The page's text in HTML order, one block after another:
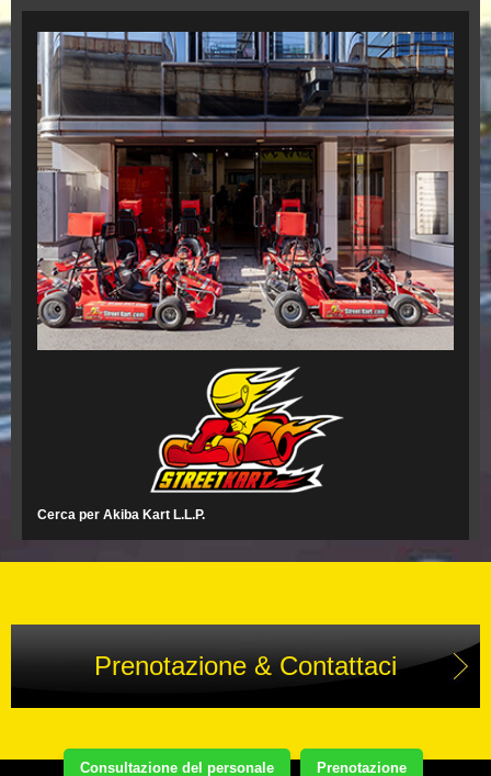
Consultazione del personale Prenotazione
Cerca per Akiba Kart L.L.P.
Prenotazione & Contattaci